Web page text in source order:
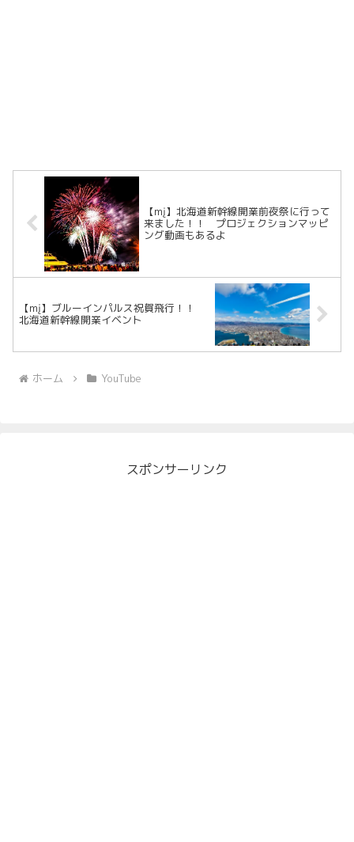
【mį】北海道新幹線開業前夜祭に行って
来ました！！ プロジェクションマッピ
ング動画もあるよ
【mį】ブルーインパルス祝賀飛行！！
北海道新幹線開業イベント
ホーム YouTube
スポンサーリンク